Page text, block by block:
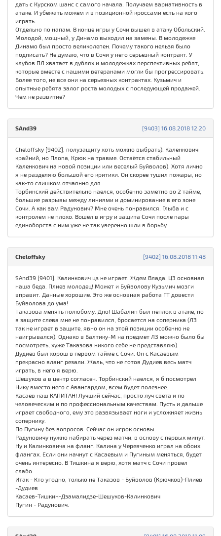
дать с Курском шанс с самого начала. Получаем вариативность в
атаке. И убежать можем и в позиционной кроссами есть на кого
играть.
Отдельно по напам. В конце игры у Сочи вышел в атаку Обольский.
Молодой, мощный, у Динамо выходил на замены. В молодежке
Динамо был просто великолепен. Почему такого нельзя было
подписать? Не думаю, что в Сочи у него серьезный контракт. У
клубов ПЛ хватает в дублях и молодежках перспективных ребят,
которые вместе с нашими ветеранами могли бы прогрессировать.
Более того, не все они на серьезных контрактах. Кузьмич и
опытные ребята залог роста молодых с последующей продажей.
Чем не развитие?
[9403] 16.08.2018 12:20
SAnd39
Cheloffsky [9402], полузащиту хоть можно выбрать). Каленкович
крайний, но Плопа, Крюк на травме. Остаётся стабильный
Каленкович на новой позиции или веселый Буйволов). Хотя лично
я не разделяю большой его критики. Он скорее тушил пожары, но
как-то слишком отчаянно для
Торбинский действительно наелся, особенно заметно во 2 тайме,
большие разрывы между линиями и доминирование в его зоне
Сочи. А как вам Радунович? Мне очень понравился. Глыба и с
контролем не плохо. Вошёл в игру и защита Сочи после пары
единоборств с ним уже не так уверенно шли в борьбу.
[9402] 16.08.2018 11:48
Cheloffsky
SAnd39 [9401], Калинкович цз не играет. Ждем Влада. ЦЗ основная
наша беда. Плиев молодец! Может и Буйволову Кузьмич мозги
вправит. Данные хорошие. Это же основная работа ГТ довести
Буйволова до ума!
Таказова менять полюбому. Дно! Шабалин был неплох в атаке, но
в защите слева мне не понравился, бросается на соперника (ЛЗ
так не играет в защите, явно он на этой позиции особенно не
наигрывался). Однако в Балтику-М на предмет ЛЗ можно было бы
посмотреть, хуже Таказова никого себе не представляю).
Дудиев был хорош в первом тайме с Сочи. Он с Касаевым
прекрасно вланг резали. Жаль, что не готов Дудиев весь матч
играть, в него я верю.
Шешуков а в центр согласен. Торбинский наелся, я б посмотрел
Нику вместо него с Авангардом, всем будет полезнее.
Касаев наш КАПИТАН! Лучший сейчас, просто луч света и по
человеческим и по профессиональным качествам. Пусть и дальше
играет свободного, ему это развязывает ноги и усложняет жизнь
сопернику.
По Пугину без вопросов. Сейчас он игрок основы.
Радуновичу нужно набирать через матчи, в основу с первых минут.
Ну и Калинковича на фланг. Калина у Черевченко играл на обоих
флангах. Если они начнут с Касаевым и Пугиным меняться, будет
очень интересно. В Тишкина я верю, хотя матч с Сочи провел
слабо.
Итак - Кто угодно, только не Таказов - Буйволов (Крючков)-Плиев
-Дудиев
Касаев-Тишкин-Дзамалидзе-Шешуков-Калинкович
Пугин - Радунович.